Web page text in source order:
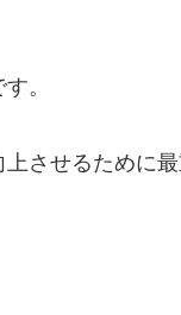
。
させるために